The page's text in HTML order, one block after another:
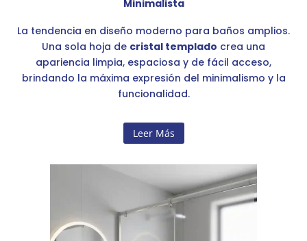
Minimalista
La tendencia en diseño moderno para baños amplios.
Una sola hoja de cristal templado crea una
apariencia limpia, espaciosa y de fácil acceso,
brindando la máxima expresión del minimalismo y la
funcionalidad.
Leer Más